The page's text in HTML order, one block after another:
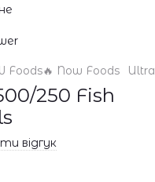
Foods🔥 Now Foods
250 Fish
відгук